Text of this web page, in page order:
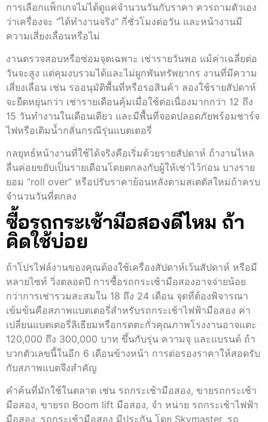
การเลือกแพ็กเกจไม่ได้ดูแค่จำนวนวันกับราคา ควรถามตัวเอง
ว่าเครื่องจะ “ได้ทำงานจริง” กี่ชั่วโมงต่อวัน และหน้างานมี
ความเสี่ยงเลื่อนหรือไม่
งานตรวจสอบหรือซ่อมจุดเฉพาะ เช่ารายวันพอ แม้ค่าเฉลี่ยต่อ
วันจะสูง แต่คุมงบรวมได้และไม่ผูกพันทรัพยากร งานที่มีความ
เสี่ยงเลื่อน เช่น รออนุมัติพื้นที่หรือรอสินค้า ลองใช้รายสัปดาห์
จะยืดหยุ่นกว่า เช่ารายเดือนคุ้มเมื่อใช้ต่อเนื่องมากกว่า 12 ถึง
15 วันทำงานในเดือนเดียว และมีพื้นที่จอดปลอดภัยพร้อมชาร์จ
ไฟหรือเติมน้ำกลั่นกรณีรุ่นแบตเตอรี่
กลยุทธ์หน้างานที่ใช้ได้จริงคือเริ่มด้วยรายสัปดาห์ ถ้างานไหล
ลื่นค่อยขยับเป็นรายเดือนโดยตกลงกับผู้ให้เช่าไว้ก่อน บางราย
ยอม “roll over” หรือปรับราคาย้อนหลังตามสเตตัสใหม่ถ้าครบ
จำนวนวันที่ตกลง
ซื้อรถกระเช้ามือสองดีไหม ถ้า
คิดใช้บ่อย
ถ้าโปรไฟล์งานของคุณต้องใช้เครื่องสัปดาห์เว้นสัปดาห์ หรือมี
หลายไซท์ วิ่งตลอดปี การซื้อรถกระเช้ามือสองอาจจ่ายน้อย
กว่าการเช่ารวมสะสมใน 18 ถึง 24 เดือน จุดที่ต้องพิจารณา
เข้มข้นคือสภาพแบตเตอรี่สำหรับรถกระเช้าไฟฟ้ามือสอง ค่า
เปลี่ยนแบตเตอรี่ลิเธียมหรือกรดตะกั่วคุณภาพโรงงานอาจแตะ
120,000 ถึง 300,000 บาท ขึ้นกับรุ่น ความจุ และแบรนด์ ถ้า
บวกตัวเลขนี้ในอีก 6 เดือนข้างหน้า การต่อรองราคาให้สอดรับ
กับสภาพแบตจึงสำคัญ
คำค้นที่มักใช้ในตลาด เช่น รถกระเช้ามือสอง, ขายรถกระเช้า
มือสอง, ขายรถ Boom lift มือสอง, จํา หน่าย รถกระเช้าไฟฟ้า
มือสอง, รถกระเช้ามือสอง มีประกัน โดย Skymaster, รถ